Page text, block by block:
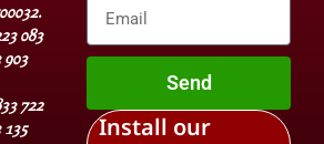
083
903
722
135
Send
Install our